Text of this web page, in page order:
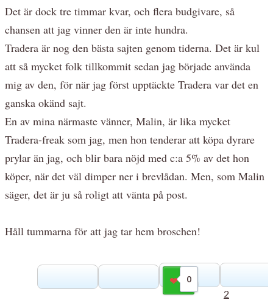
Det är dock tre timmar kvar, och flera budgivare, så
chansen att jag vinner den är inte hundra.
Tradera är nog den bästa sajten genom tiderna. Det är kul
att så mycket folk tillkommit sedan jag började använda
mig av den, för när jag först upptäckte Tradera var det en
ganska okänd sajt.
En av mina närmaste vänner, Malin, är lika mycket
Tradera-freak som jag, men hon tenderar att köpa dyrare
prylar än jag, och blir bara nöjd med c:a 5% av det hon
köper, när det väl dimper ner i brevlådan. Men, som Malin
säger, det är ju så roligt att vänta på post.
Håll tummarna för att jag tar hem broschen!
0
Gilla
2